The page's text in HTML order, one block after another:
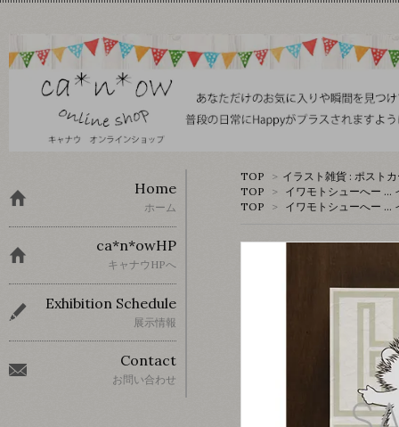
TOP > イラスト雑貨 : ポスト
TOP
> イワモトシューへー …
TOP
> イワモトシューへー …
Home
ホーム
ca*n*owHP
キャナウHPへ
Exhibition Schedule
展示情報
Contact
お問い合わせ